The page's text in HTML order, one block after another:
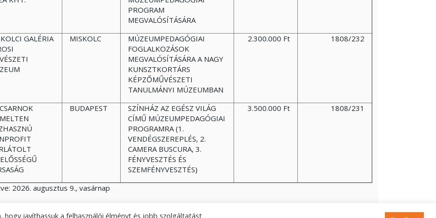
PROGRAM
MEGVALÓSÍTÁSÁRA
GALÉRIA
MISKOLC
MÚZEUMPEDAGÓGIAI
FOGLALKOZÁSOK
MEGVALÓSÍTÁSÁRA A NAGY
KUNSZTKORTÁRS
KÉPZŐMŰVÉSZETI
TANULMÁNYI MÚZEUMBAN
2.300.000 Ft 1808/232
BUDAPEST
SZÍNHÁZ AZ EGÉSZ VILÁG
CÍMŰ MÚZEUMPEDAGÓGIAI
PROGRAMRA (1.
VENDÉGSZEREPLÉS, 2.
CAMERA BUSCURA, 3.
FÉNYVESZTÉS ÉS
SZEMFÉNYVESZTÉS)
3.500.000 Ft 1808/231
2026. augusztus 9., vasárnap
hogy javíthassuk a felhasználói élményt és jobb szolgáltatást